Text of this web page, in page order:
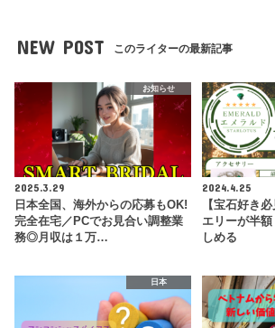
NEW POST このライターの最新記事
お知らせ
2025.3.29
日本全国、海外からの応募もOK!
完全在宅／PCでお見合い調整業
務◎月収は１万…
2024.4.25
【宝石好き
エリーが半
しめる
日本